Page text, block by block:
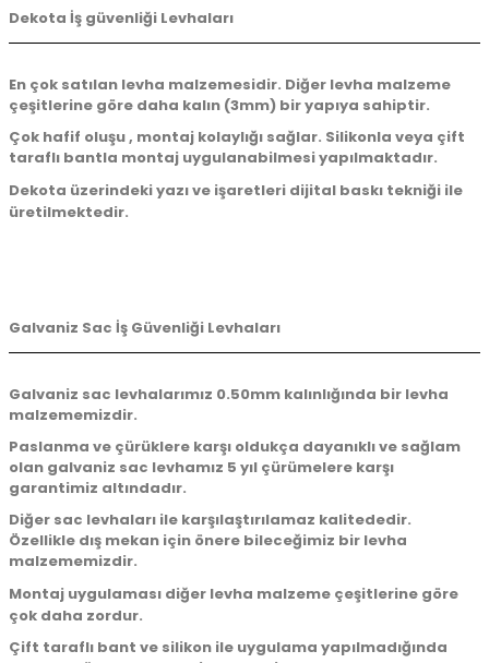
Dekota İş güvenliği Levhaları
En çok satılan levha malzemesidir. Diğer levha malzeme
çeşitlerine göre daha kalın (3mm) bir yapıya sahiptir.
Çok hafif oluşu , montaj kolaylığı sağlar. Silikonla veya çift
taraflı bantla montaj uygulanabilmesi yapılmaktadır.
Dekota üzerindeki yazı ve işaretleri dijital baskı tekniği ile
üretilmektedir.
Galvaniz Sac İş Güvenliği Levhaları
Galvaniz sac levhalarımız 0.50mm kalınlığında bir levha
malzememizdir.
Paslanma ve çürüklere karşı oldukça dayanıklı ve sağlam
olan galvaniz sac levhamız 5 yıl çürümelere karşı
garantimiz altındadır.
Diğer sac levhaları ile karşılaştırılamaz kalitededir.
Özellikle dış mekan için önere bileceğimiz bir levha
malzememizdir.
Montaj uygulaması diğer levha malzeme çeşitlerine göre
çok daha zordur.
Çift taraflı bant ve silikon ile uygulama yapılmadığında